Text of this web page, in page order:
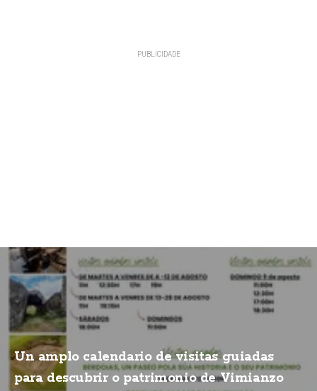
Un amplo calendario de visitas guiadas
para descubrir o patrimonio de Vimianzo